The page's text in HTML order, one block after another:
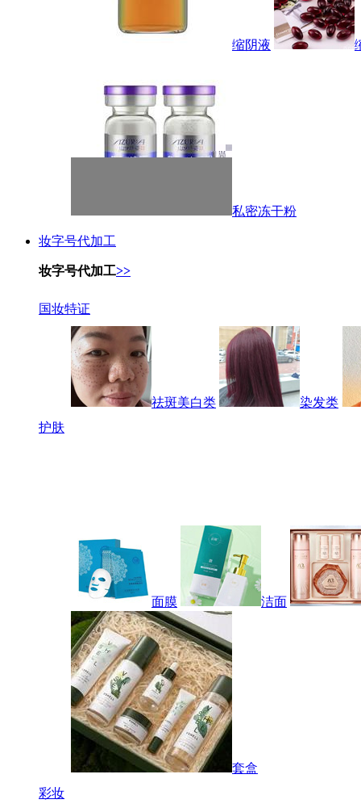
缩阴液
私密冻干粉
妆字号代加工
妆字号代加工>>
国妆特证
祛斑美白类
染发类
护肤
面膜 洁面
套盒
彩妆